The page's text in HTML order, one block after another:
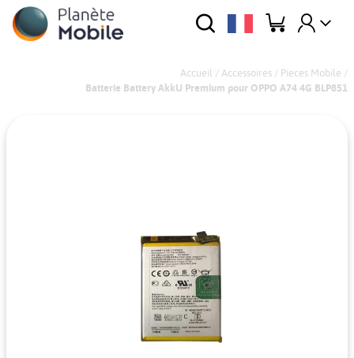
Accueil / Accessoires / Pieces Mobile /
Batterie Battery AkkU Premium pour OPPO A74 4G BLP851